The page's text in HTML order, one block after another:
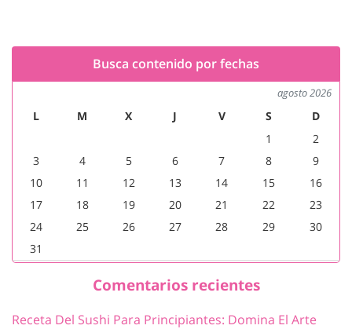
Busca contenido por fechas
agosto 2026
L M X J V S
D
1
2
3
4 5 6 7 8
9
10
11 12 13 14 15
16
17
18 19 20 21 22
23
24
25 26 27 28 29
30
31
Comentarios recientes
Receta Del Sushi Para Principiantes: Domina El Arte